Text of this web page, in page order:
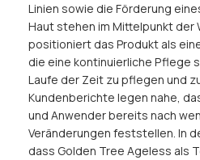
Linien sowie die Förderung
Haut stehen im Mittelpunkt der
positioniert das Produkt als
die eine kontinuierliche Pflege
Laufe der Zeit zu pflegen und
Kundenberichte legen nahe,
und Anwender bereits nach
Veränderungen feststellen. In
dass Golden Tree Ageless als